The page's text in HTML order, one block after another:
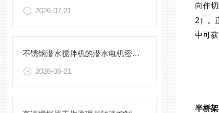
2026-07-21
不锈钢潜水搅拌机的潜水电机密封与泄漏保护
2026-06-21
向作
2）。
中可
半桥